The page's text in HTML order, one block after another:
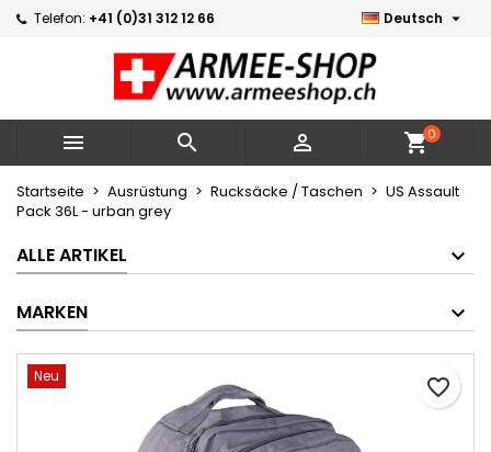
Telefon: +41 (0)31 312 12 66 Deutsch 
   shopping_cart0
Startseite Ausrüstung Rucksäcke / Taschen
US Assault
Pack 36L - urban grey
ALLE ARTIKEL
MARKEN
Neu favorite_border
×
Neue Liste erstellen
×
Name der Wunschliste
Abbrechen
×
Sie müssen angemeldet sein, um Artikel Ihrer
Wunschliste hinzufügen zu können.
Abbrechen Anmelden